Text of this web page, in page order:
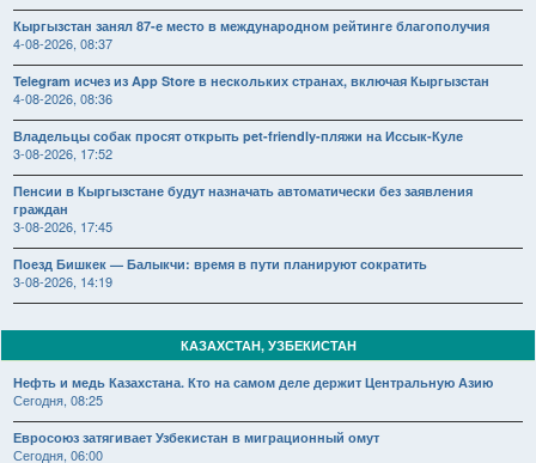
Кыргызстан занял 87-е место в международном рейтинге благополучия
4-08-2026, 08:37
Telegram исчез из App Store в нескольких странах, включая Кыргызстан
4-08-2026, 08:36
Владельцы собак просят открыть pet-friendly-пляжи на Иссык-Куле
3-08-2026, 17:52
Пенсии в Кыргызстане будут назначать автоматически без заявления
граждан
3-08-2026, 17:45
Поезд Бишкек — Балыкчи: время в пути планируют сократить
3-08-2026, 14:19
КАЗАХСТАН, УЗБЕКИСТАН
Нефть и медь Казахстана. Кто на самом деле держит Центральную Азию
Сегодня, 08:25
Евросоюз затягивает Узбекистан в миграционный омут
Сегодня, 06:00